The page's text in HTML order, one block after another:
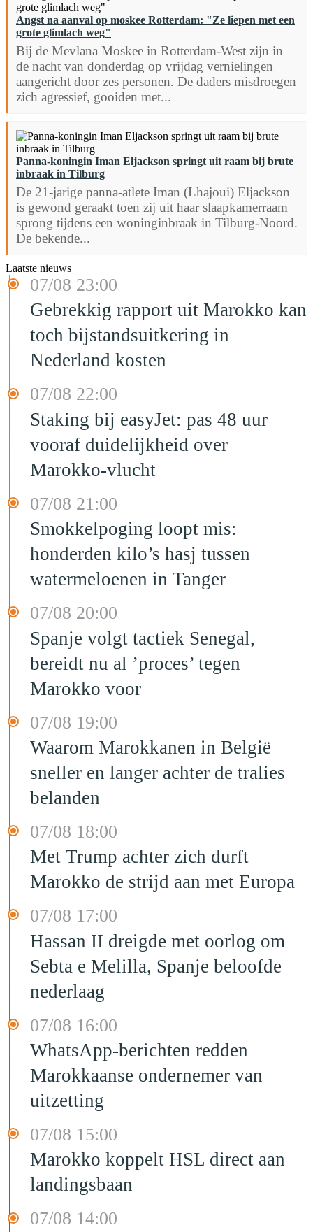
Angst na aanval op moskee Rotterdam: "Ze liepen met een
grote glimlach weg"
Bij de Mevlana Moskee in Rotterdam-West zijn in
de nacht van donderdag op vrijdag vernielingen
aangericht door zes personen. De daders misdroegen
zich agressief, gooiden met...
Panna-koningin Iman Eljackson springt uit raam bij brute
inbraak in Tilburg
De 21-jarige panna-atlete Iman (Lhajoui) Eljackson
is gewond geraakt toen zij uit haar slaapkamerraam
sprong tijdens een woninginbraak in Tilburg-Noord.
De bekende...
Laatste nieuws
07/08 23:00
Gebrekkig rapport uit Marokko kan
toch bijstandsuitkering in
Nederland kosten
07/08 22:00
Staking bij easyJet: pas 48 uur
vooraf duidelijkheid over
Marokko-vlucht
07/08 21:00
Smokkelpoging loopt mis:
honderden kilo’s hasj tussen
watermeloenen in Tanger
07/08 20:00
Spanje volgt tactiek Senegal,
bereidt nu al ’proces’ tegen
Marokko voor
07/08 19:00
Waarom Marokkanen in België
sneller en langer achter de tralies
belanden
07/08 18:00
Met Trump achter zich durft
Marokko de strijd aan met Europa
07/08 17:00
Hassan II dreigde met oorlog om
Sebta e Melilla, Spanje beloofde
nederlaag
07/08 16:00
WhatsApp-berichten redden
Marokkaanse ondernemer van
uitzetting
07/08 15:00
Marokko koppelt HSL direct aan
landingsbaan
07/08 14:00